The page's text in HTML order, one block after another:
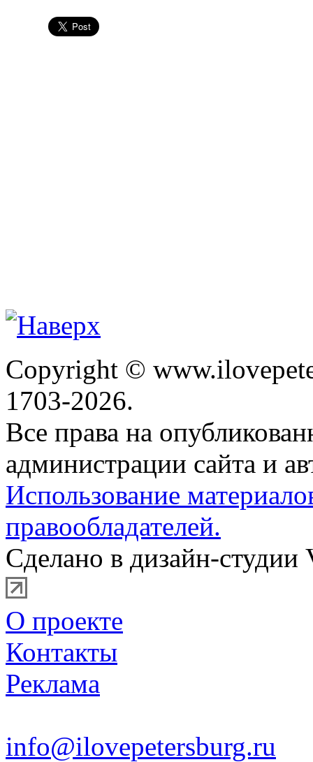
Copyright ©
1703-2026.
Все права на
администрации сайта и
Использование
правообладателей.
Сделано в дизайн-студии
О проекте
Контакты
Реклама
info@ilovepetersburg.ru